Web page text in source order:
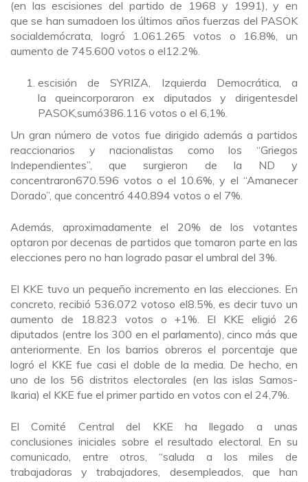
(en las escisiones del partido de 1968 y 1991), y en
que se han sumadoen los últimos años fuerzas del PASOK
socialdemócrata, logró 1.061.265 votos o 16.8%, un
aumento de 745.600 votos o el12.2%.
escisión de SYRIZA, Izquierda Democrática, a
la queincorporaron ex diputados y dirigentesdel
PASOK,sumó386.116 votos o el 6,1%.
Un gran número de votos fue dirigido además a partidos
reaccionarios y nacionalistas como los “Griegos
Independientes”, que surgieron de la ND y
concentraron670.596 votos o el 10.6%, y el “Amanecer
Dorado”, que concentró 440.894 votos o el 7%.
Además, aproximadamente el 20% de los votantes
optaron por decenas de partidos que tomaron parte en las
elecciones pero no han logrado pasar el umbral del 3%.
El KKE tuvo un pequeño incremento en las elecciones. En
concreto, recibió 536.072 votoso el8.5%, es decir tuvo un
aumento de 18.823 votos o +1%. El KKE eligió 26
diputados (entre los 300 en el parlamento), cinco más que
anteriormente. En los barrios obreros el porcentaje que
logró el KKE fue casi el doble de la media. De hecho, en
uno de los 56 distritos electorales (en las islas Samos-
Ikaria) el KKE fue el primer partido en votos con el 24,7%.
El Comité Central del KKE ha llegado a unas
conclusiones iniciales sobre el resultado electoral. En su
comunicado, entre otros, “saluda a los miles de
trabajadoras y trabajadores, desempleados, que han